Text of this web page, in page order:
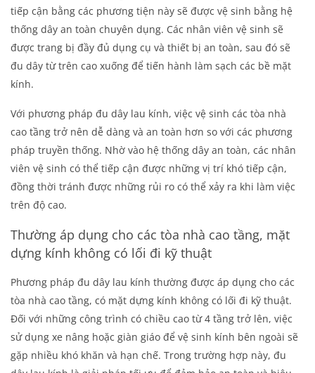
tiếp cận bằng các phương tiện này sẽ được vệ sinh bằng hệ
thống dây an toàn chuyên dụng. Các nhân viên vệ sinh sẽ
được trang bị đầy đủ dụng cụ và thiết bị an toàn, sau đó sẽ
đu dây từ trên cao xuống để tiến hành làm sạch các bề mặt
kính.
Với phương pháp đu dây lau kính, việc vệ sinh các tòa nhà
cao tầng trở nên dễ dàng và an toàn hơn so với các phương
pháp truyền thống. Nhờ vào hệ thống dây an toàn, các nhân
viên vệ sinh có thể tiếp cận được những vị trí khó tiếp cận,
đồng thời tránh được những rủi ro có thể xảy ra khi làm việc
trên độ cao.
Thường áp dụng cho các tòa nhà cao tầng, mặt
dựng kính không có lối đi kỹ thuật
Phương pháp đu dây lau kính thường được áp dụng cho các
tòa nhà cao tầng, có mặt dựng kính không có lối đi kỹ thuật.
Đối với những công trình có chiều cao từ 4 tầng trở lên, việc
sử dụng xe nâng hoặc giàn giáo để vệ sinh kính bên ngoài sẽ
gặp nhiều khó khăn và hạn chế. Trong trường hợp này, đu